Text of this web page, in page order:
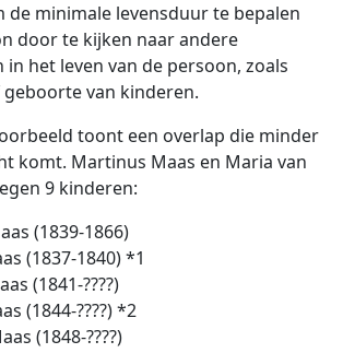
de minimale levensduur te bepalen
door te kijken naar andere
het leven van de persoon, zoals
van kinderen.
toont een overlap die minder
komt. Martinus Maas en Maria van
9 kinderen:
(1839-1866)
(1837-1840) *1
(1841-????)
(1844-????) *2
(1848-????)